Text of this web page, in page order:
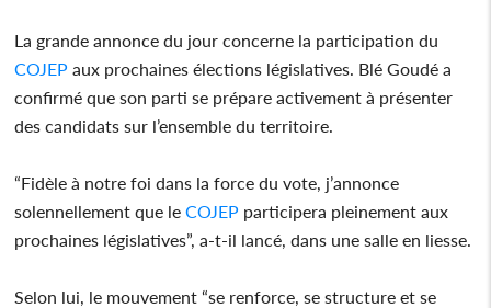
La grande annonce du jour concerne la participation du
COJEP aux prochaines élections législatives. Blé Goudé a
confirmé que son parti se prépare activement à présenter
des candidats sur l’ensemble du territoire.
“Fidèle à notre foi dans la force du vote, j’annonce
solennellement que le COJEP participera pleinement aux
prochaines législatives”, a-t-il lancé, dans une salle en liesse.
Selon lui, le mouvement “se renforce, se structure et se